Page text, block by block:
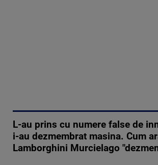
L-au prins cu numere false de
i-au dezmembrat masina. Cum
Lamborghini Murcielago